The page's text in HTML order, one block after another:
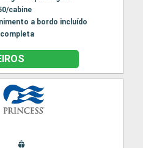
cabine
a bordo incluído